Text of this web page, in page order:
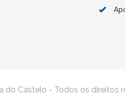
do Castelo - Todos os direitos